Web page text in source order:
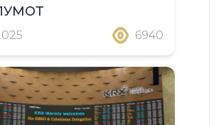
6940